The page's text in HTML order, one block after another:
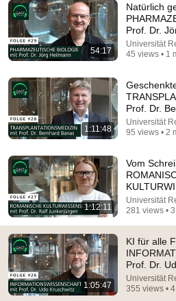
Vom Schreibtisch ins
KULTURWISSENSCHAFT
Junkerjürgen
Universität Regensburg • 281
54:17
Natürlich
Prof. Dr.
Universität
45 views • 1
1:11:48
Prof. Dr.
Universität
95 views • 2
1:12:11
Vom
Ralf
Universität
281 views •
1:05:47
KI für alle
Prof. Dr.
Universität
355 views •